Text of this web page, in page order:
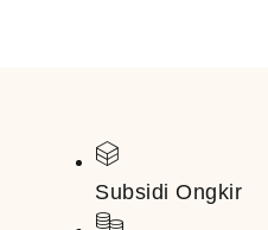
Subsidi Ongkir